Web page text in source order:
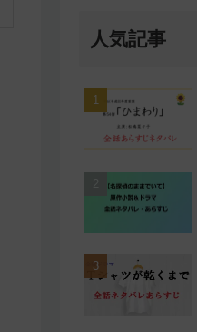
人気記事